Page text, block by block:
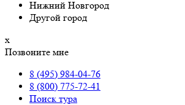
Нижний Новгород
Другой город
х
Позвоните мне
8 (495) 984-04-76
8 (800) 775-72-41
Поиск тура